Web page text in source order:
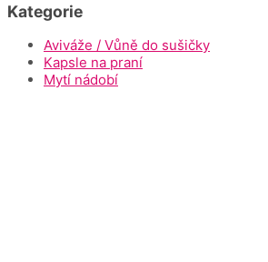
Kategorie
Aviváže / Vůně do sušičky
Kapsle na praní
Mytí nádobí